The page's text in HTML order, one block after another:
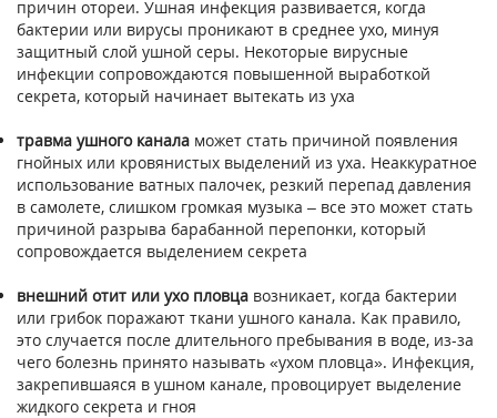
причин отореи. Ушная инфекция развивается, когда
бактерии или вирусы проникают в среднее ухо, минуя
защитный слой ушной серы. Некоторые вирусные
инфекции сопровождаются повышенной выработкой
секрета, который начинает вытекать из уха
травма ушного канала может стать причиной появления
гнойных или кровянистых выделений из уха. Неаккуратное
использование ватных палочек, резкий перепад давления
в самолете, слишком громкая музыка – все это может стать
причиной разрыва барабанной перепонки, который
сопровождается выделением секрета
внешний отит или ухо пловца возникает, когда бактерии
или грибок поражают ткани ушного канала. Как правило,
это случается после длительного пребывания в воде, из-за
чего болезнь принято называть «ухом пловца». Инфекция,
закрепившаяся в ушном канале, провоцирует выделение
жидкого секрета и гноя